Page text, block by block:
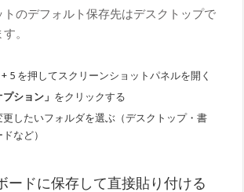
トのデフォルト保存先はデスクトップで
。
5 を押してスクリーンショットパネルを開く
プション」 をクリックする
更したいフォルダを選ぶ（デスクトップ・書
など）
ードに保存して直接貼り付ける